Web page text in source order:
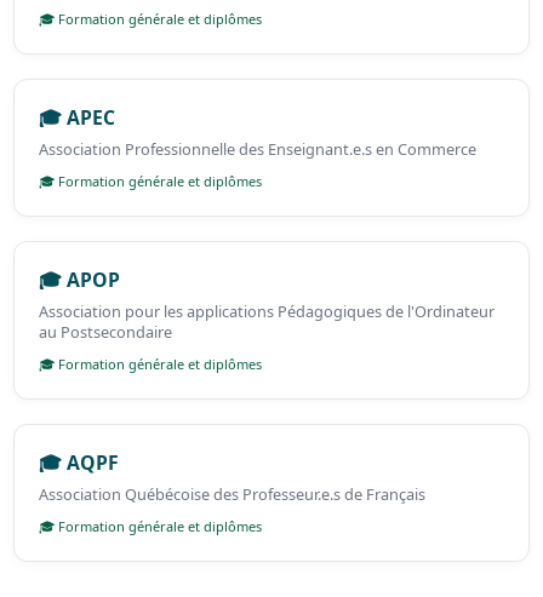
🎓 Formation générale et diplômes
🎓 APEC
Association Professionnelle des Enseignant.e.s en Commerce
🎓 Formation générale et diplômes
🎓 APOP
Association pour les applications Pédagogiques de l'Ordinateur
au Postsecondaire
🎓 Formation générale et diplômes
🎓 AQPF
Association Québécoise des Professeur.e.s de Français
🎓 Formation générale et diplômes